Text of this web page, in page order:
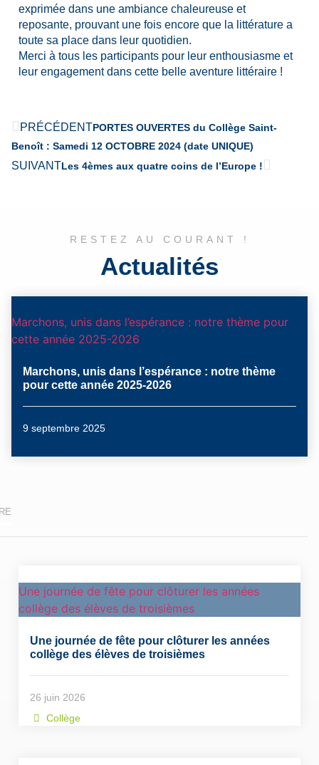
exprimée dans une ambiance chaleureuse et
reposante, prouvant une fois encore que la littérature a
toute sa place dans leur quotidien.
Merci à tous les participants pour leur enthousiasme et
leur engagement dans cette belle aventure littéraire !
PRÉCÉDENTPORTES OUVERTES du Collège Saint-
Benoît : Samedi 12 OCTOBRE 2024 (date UNIQUE)
SUIVANTLes 4èmes aux quatre coins de l’Europe !
RESTEZ AU COURANT !
Actualités
Marchons, unis dans l’espérance : notre thème pour
cette année 2025-2026
Marchons, unis dans l’espérance : notre thème
pour cette année 2025-2026
9 septembre 2025
Une journée de fête pour clôturer les années
collège des élèves de troisièmes
Une journée de fête pour clôturer les années
collège des élèves de troisièmes
26 juin 2026
Collège